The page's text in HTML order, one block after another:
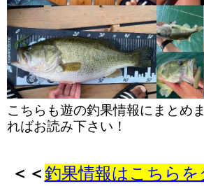
こちらも遊の釣果情報にまとめ
ればお読み下さい！
＜＜釣果情報はこちらを